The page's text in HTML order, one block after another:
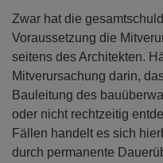
Zwar hat die
Voraussetzung die
seitens des Architekten.
Mitverursachung darin,
Bauleitung des
oder nicht rechtzeitig
Fällen handelt es sich
durch permanente